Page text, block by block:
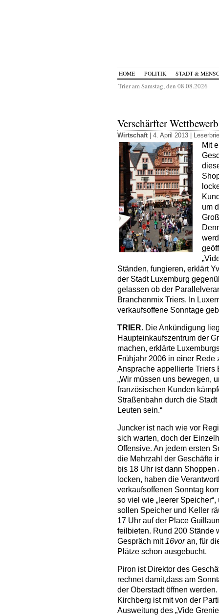
HOME POLITIK STADT &
Trier am Samstag, den 08.08.2026
Verschärfter
Wirtschaft | 4. April 2013 |
Mit
um
Ständen, fungieren, erklärt
der Stadt Luxemburg
gelassen ob der
Branchenmix Triers. In
verkaufsoffene Sonntage
TRIER. Die Ankündigung
Haupteinkaufszentrum der
machen, erklärte
Frühjahr 2006 in einer Rede
Ansprache appellierte Triers
„Wir müssen uns bewegen,
französischen Kunden
Straßenbahn durch die
Leuten sein.“
Juncker ist nach wie vor
sich warten, doch der
Offensive. An jedem ersten
die Mehrzahl der Geschäfte
bis 18 Uhr ist dann
locken, haben die
verkaufsoffenen Sonntag
so viel wie „leerer
sollen Speicher und Keller
17 Uhr auf der Place
feilbieten. Rund 200 Stände
Gespräch mit 16voran, für
Plätze schon ausgebucht.
Piron ist Direktor des
rechnet damit,dass am
der Oberstadt öffnen
Kirchberg ist mit von der
Ausweitung des „Vide